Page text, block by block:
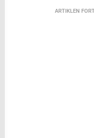
ARTIKLEN